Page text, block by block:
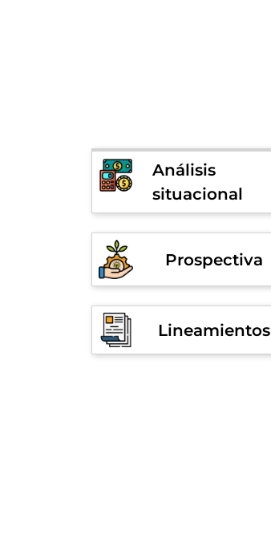
Análisis
situacional
Prospectiva
Lineamientos